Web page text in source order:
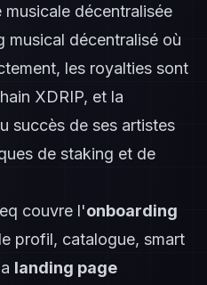
décentralisée
musical décentralisé où
les royalties sont
XDRIP, et la
succès de ses artistes
de staking et de
couvre l'onboarding
profil, catalogue, smart
landing page